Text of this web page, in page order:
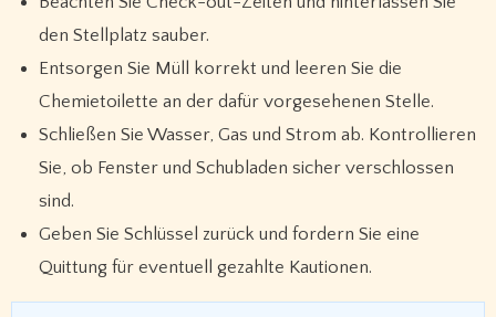
den Stellplatz sauber.
Entsorgen Sie Müll korrekt und leeren Sie die
Chemietoilette an der dafür vorgesehenen Stelle.
Schließen Sie Wasser, Gas und Strom ab. Kontrollieren
Sie, ob Fenster und Schubladen sicher verschlossen
sind.
Geben Sie Schlüssel zurück und fordern Sie eine
Quittung für eventuell gezahlte Kautionen.